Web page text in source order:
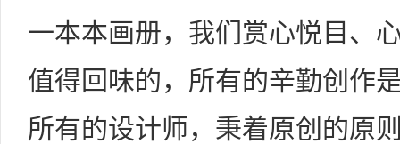
一本本画册，我们赏心悦目、
值得回味的，所有的辛勤创作
所有的设计师，秉着原创的原